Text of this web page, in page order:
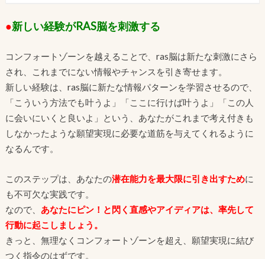
●新しい経験がRAS脳を刺激する
コンフォートゾーンを越えることで、ras脳は新たな刺激にさら
され、これまでにない情報やチャンスを引き寄せます。
新しい経験は、ras脳に新たな情報パターンを学習させるので、
「こういう方法でも叶うよ」「ここに行けば叶うよ」「この人
に会いにいくと良いよ」という、あなたがこれまで考え付きも
しなかったような願望実現に必要な道筋を与えてくれるように
なるんです。
このステップは、あなたの潜在能力を最大限に引き出すために
も不可欠な実践です。
なので、 あなたにピン！と閃く直感やアイディアは、率先して
行動に起こしましょう。
きっと、無理なくコンフォートゾーンを超え、願望実現に結び
つく指令のはずです。